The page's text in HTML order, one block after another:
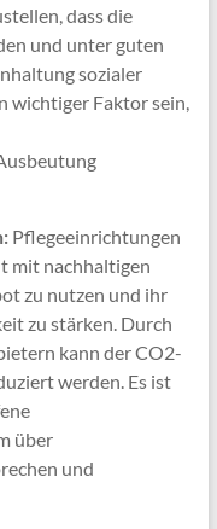
dass die
und unter guten
sozialer
wichtiger Faktor sein,
Pflegeeinrichtungen
mit nachhaltigen
zu nutzen und ihr
zu stärken. Durch
kann der CO2-
werden. Es ist
über
und